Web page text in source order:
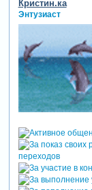
Кристин.ка
Энтузиаст